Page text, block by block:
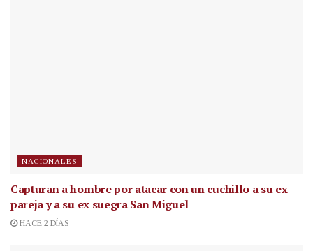
NACIONALES
Capturan a hombre por atacar con un cuchillo a su ex
pareja y a su ex suegra San Miguel
HACE 2 DÍAS